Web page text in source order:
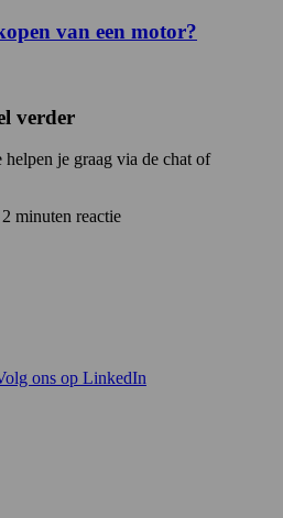
van een motor?
verder
je graag via de chat of
minuten reactie